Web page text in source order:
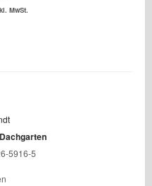
MwSt.
5916-5